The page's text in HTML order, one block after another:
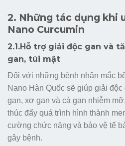
2. Những tác dụng khi
Nano Curcumin
2.1.Hỗ trợ giải độc gan và
gan, túi mật
Đối với những bệnh nhân mắc
Nano Hàn Quốc sẽ giúp giải
gan, xơ gan và cả gan nhiễm
thúc đẩy quá trình hình thành
cường chức năng và bảo vệ tế
gây bệnh.